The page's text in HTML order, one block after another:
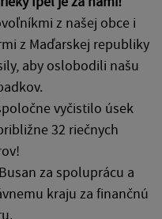
z našej obce i
z Maďarskej republiky
aby oslobodili našu
vyčistilo úsek
32 riečnych
za spoluprácu a
kraju za finančnú